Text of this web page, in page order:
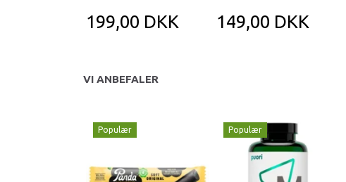
199,00 DKK 149,00 DKK
VI ANBEFALER
Populær Populær